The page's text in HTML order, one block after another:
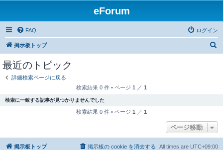
eForum
FAQ ログイン
掲示板トップ
最近のトピック
詳細検索ページに戻る
検索結果 0 件 • ページ 1 ／ 1
検索に一致する記事が見つかりませんでした
検索結果 0 件 • ページ 1 ／ 1
ページ移動
掲示板トップ All times are UTC+09:00
掲示板の cookie を消去する